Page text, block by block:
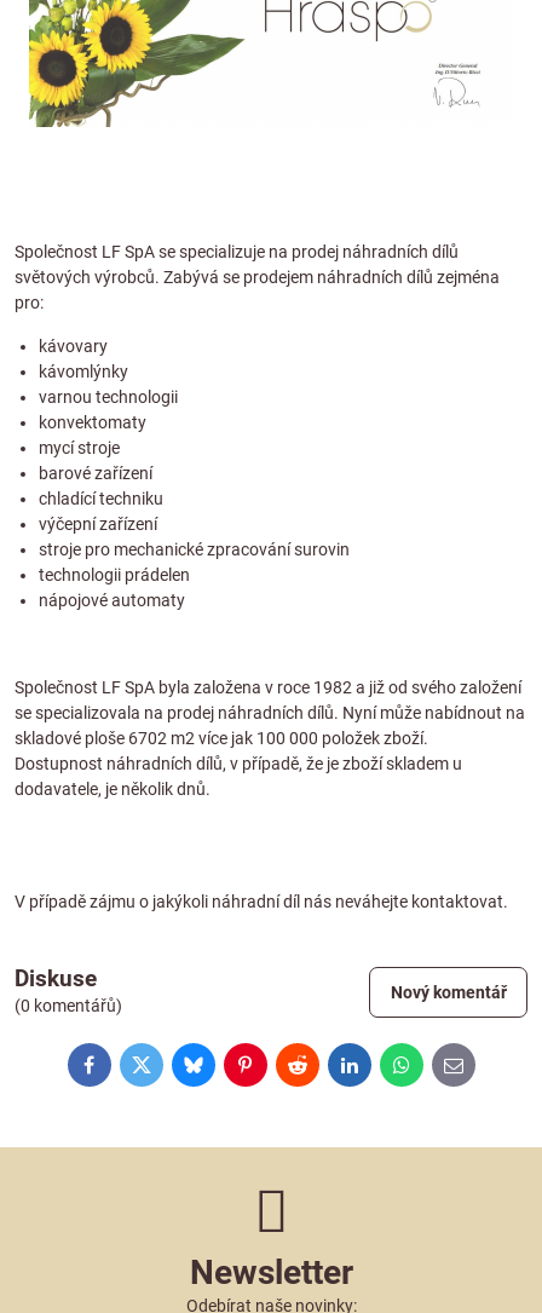
Společnost LF SpA se specializuje na prodej náhradních dílů
světových výrobců. Zabývá se prodejem náhradních dílů zejména
pro:
kávovary
kávomlýnky
varnou technologii
konvektomaty
mycí stroje
barové zařízení
chladící techniku
výčepní zařízení
stroje pro mechanické zpracování surovin
technologii prádelen
nápojové automaty
Společnost LF SpA byla založena v roce 1982 a již od svého založení
se specializovala na prodej náhradních dílů. Nyní může nabídnout na
skladové ploše 6702 m2 více jak 100 000 položek zboží.
Dostupnost náhradních dílů, v případě, že je zboží skladem u
dodavatele, je několik dnů.
V případě zájmu o jakýkoli náhradní díl nás neváhejte kontaktovat.
Diskuse
(0 komentářů)
Nový komentář
FacebookTwitterBlueskyPinterestRedditLinkedInWhatsApp
E-
mail
Newsletter
Odebírat naše novinky: